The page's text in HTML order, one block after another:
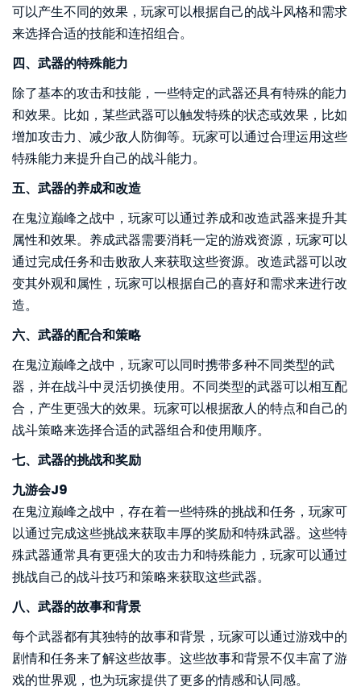
可以产生不同的效果，玩家可以根据自己的战斗风格和需求
来选择合适的技能和连招组合。
四、武器的特殊能力
除了基本的攻击和技能，一些特定的武器还具有特殊的能力
和效果。比如，某些武器可以触发特殊的状态或效果，比如
增加攻击力、减少敌人防御等。玩家可以通过合理运用这些
特殊能力来提升自己的战斗能力。
五、武器的养成和改造
在鬼泣巅峰之战中，玩家可以通过养成和改造武器来提升其
属性和效果。养成武器需要消耗一定的游戏资源，玩家可以
通过完成任务和击败敌人来获取这些资源。改造武器可以改
变其外观和属性，玩家可以根据自己的喜好和需求来进行改
造。
六、武器的配合和策略
在鬼泣巅峰之战中，玩家可以同时携带多种不同类型的武
器，并在战斗中灵活切换使用。不同类型的武器可以相互配
合，产生更强大的效果。玩家可以根据敌人的特点和自己的
战斗策略来选择合适的武器组合和使用顺序。
七、武器的挑战和奖励
九游会J9
在鬼泣巅峰之战中，存在着一些特殊的挑战和任务，玩家可
以通过完成这些挑战来获取丰厚的奖励和特殊武器。这些特
殊武器通常具有更强大的攻击力和特殊能力，玩家可以通过
挑战自己的战斗技巧和策略来获取这些武器。
八、武器的故事和背景
每个武器都有其独特的故事和背景，玩家可以通过游戏中的
剧情和任务来了解这些故事。这些故事和背景不仅丰富了游
戏的世界观，也为玩家提供了更多的情感和认同感。